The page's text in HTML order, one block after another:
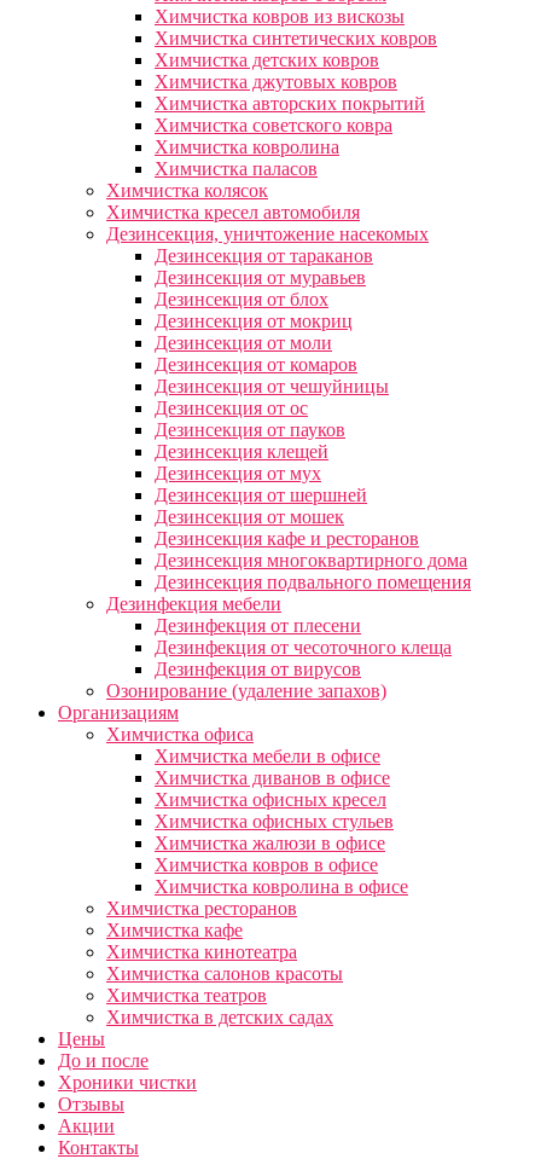
Химчистка ковров из вискозы
Химчистка синтетических ковров
Химчистка детских ковров
Химчистка джутовых ковров
Химчистка авторских покрытий
Химчистка советского ковра
Химчистка ковролина
Химчистка паласов
Химчистка колясок
Химчистка кресел автомобиля
Дезинсекция, уничтожение насекомых
Дезинсекция от тараканов
Дезинсекция от муравьев
Дезинсекция от блох
Дезинсекция от мокриц
Дезинсекция от моли
Дезинсекция от комаров
Дезинсекция от чешуйницы
Дезинсекция от ос
Дезинсекция от пауков
Дезинсекция клещей
Дезинсекция от мух
Дезинсекция от шершней
Дезинсекция от мошек
Дезинсекция кафе и ресторанов
Дезинсекция многоквартирного дома
Дезинсекция подвального помещения
Дезинфекция мебели
Дезинфекция от плесени
Дезинфекция от чесоточного клеща
Дезинфекция от вирусов
Озонирование (удаление запахов)
Организациям
Химчистка офиса
Химчистка мебели в офисе
Химчистка диванов в офисе
Химчистка офисных кресел
Химчистка офисных стульев
Химчистка жалюзи в офисе
Химчистка ковров в офисе
Химчистка ковролина в офисе
Химчистка ресторанов
Химчистка кафе
Химчистка кинотеатра
Химчистка салонов красоты
Химчистка театров
Химчистка в детских садах
Цены
До и после
Хроники чистки
Отзывы
Акции
Контакты